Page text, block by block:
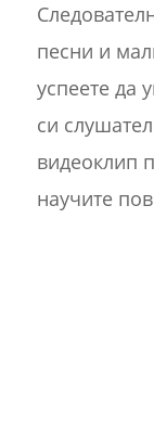
песни и
успеете да
си
видеоклип
научите